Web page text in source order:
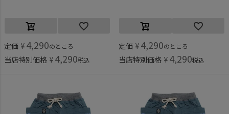
定価 ¥ 4,290のところ
当店特別価格 ¥ 4,290税込
定価 ¥ 4,290のところ
当店特別価格 ¥ 4,290税込